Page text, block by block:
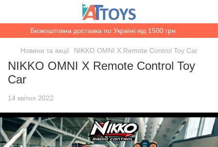
Безкоштовна доставка по Україні від 1500 грн
Новини та акції NIKKO OMNI X Remote Control Toy Car
NIKKO OMNI X Remote Control Toy
Car
14 квітня 2022